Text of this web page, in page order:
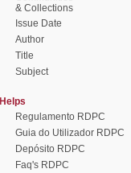
& Collections
Issue Date
Author
Title
Subject
Helps
Regulamento RDPC
Guia do Utilizador RDPC
Depósito RDPC
Faq's RDPC